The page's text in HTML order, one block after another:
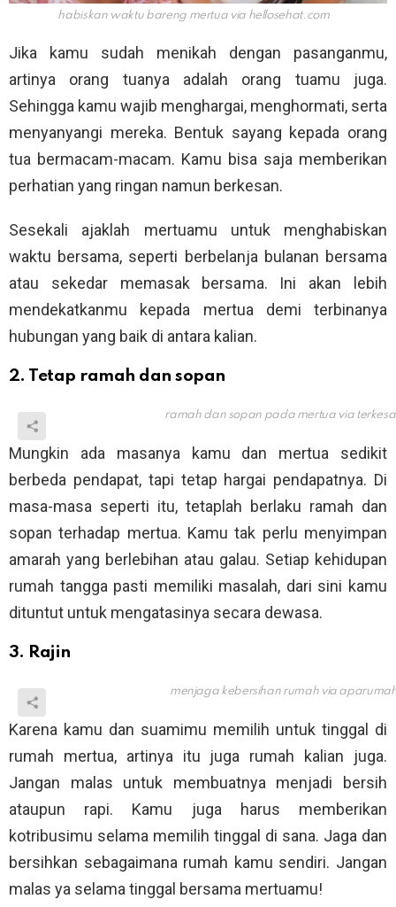
habiskan waktu bareng mertua via hellosehat.com
Jika kamu sudah menikah dengan pasanganmu,
artinya orang tuanya adalah orang tuamu juga.
Sehingga kamu wajib menghargai, menghormati, serta
menyanyangi mereka. Bentuk sayang kepada orang
tua bermacam-macam. Kamu bisa saja memberikan
perhatian yang ringan namun berkesan.
Sesekali ajaklah mertuamu untuk menghabiskan
waktu bersama, seperti berbelanja bulanan bersama
atau sekedar memasak bersama. Ini akan lebih
mendekatkanmu kepada mertua demi terbinanya
hubungan yang baik di antara kalian.
2. Tetap ramah dan sopan
ramah dan sopan pada mertua via
Mungkin ada masanya kamu dan mertua sedikit
berbeda pendapat, tapi tetap hargai pendapatnya. Di
masa-masa seperti itu, tetaplah berlaku ramah dan
sopan terhadap mertua. Kamu tak perlu menyimpan
amarah yang berlebihan atau galau. Setiap kehidupan
rumah tangga pasti memiliki masalah, dari sini kamu
dituntut untuk mengatasinya secara dewasa.
3. Rajin
menjaga kebersihan rumah via
Karena kamu dan suamimu memilih untuk tinggal di
rumah mertua, artinya itu juga rumah kalian juga.
Jangan malas untuk membuatnya menjadi bersih
ataupun rapi. Kamu juga harus memberikan
kotribusimu selama memilih tinggal di sana. Jaga dan
bersihkan sebagaimana rumah kamu sendiri. Jangan
malas ya selama tinggal bersama mertuamu!